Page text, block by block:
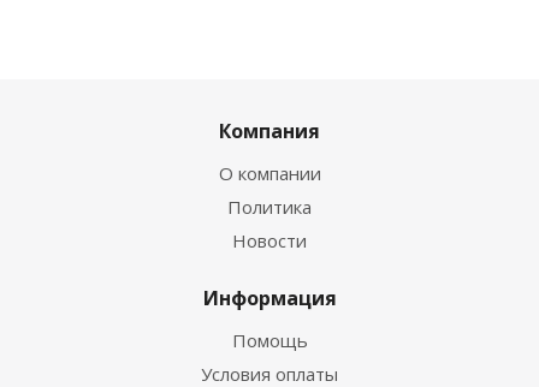
Компания
О компании
Политика
Новости
Информация
Помощь
Условия оплаты